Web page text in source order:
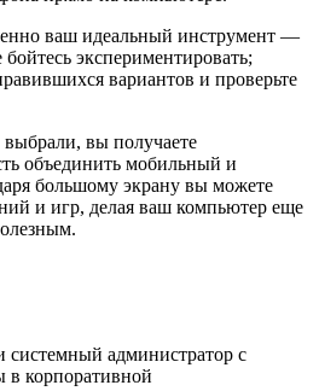
ваш идеальный инструмент —
экспериментировать;
вариантов и проверьте
вы получаете
объединить мобильный и
большому экрану вы можете
и игр, делая ваш компьютер еще
системный администратор с
в корпоративной